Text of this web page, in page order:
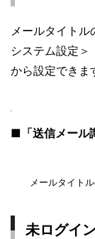
メールタイト
システム設定＞
から設定できま
■「送信メール
メールタイト
未ログイ